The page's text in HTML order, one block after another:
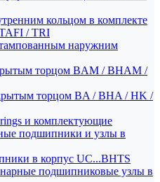
кольцом в комплекте
/ TRI
наружним
торцом BAM / BHAM /
торцом BA / BHA / HK /
и комплектующие
подшипники и узлы в
в корпус UC...BHTS
подшипниковые узлы в